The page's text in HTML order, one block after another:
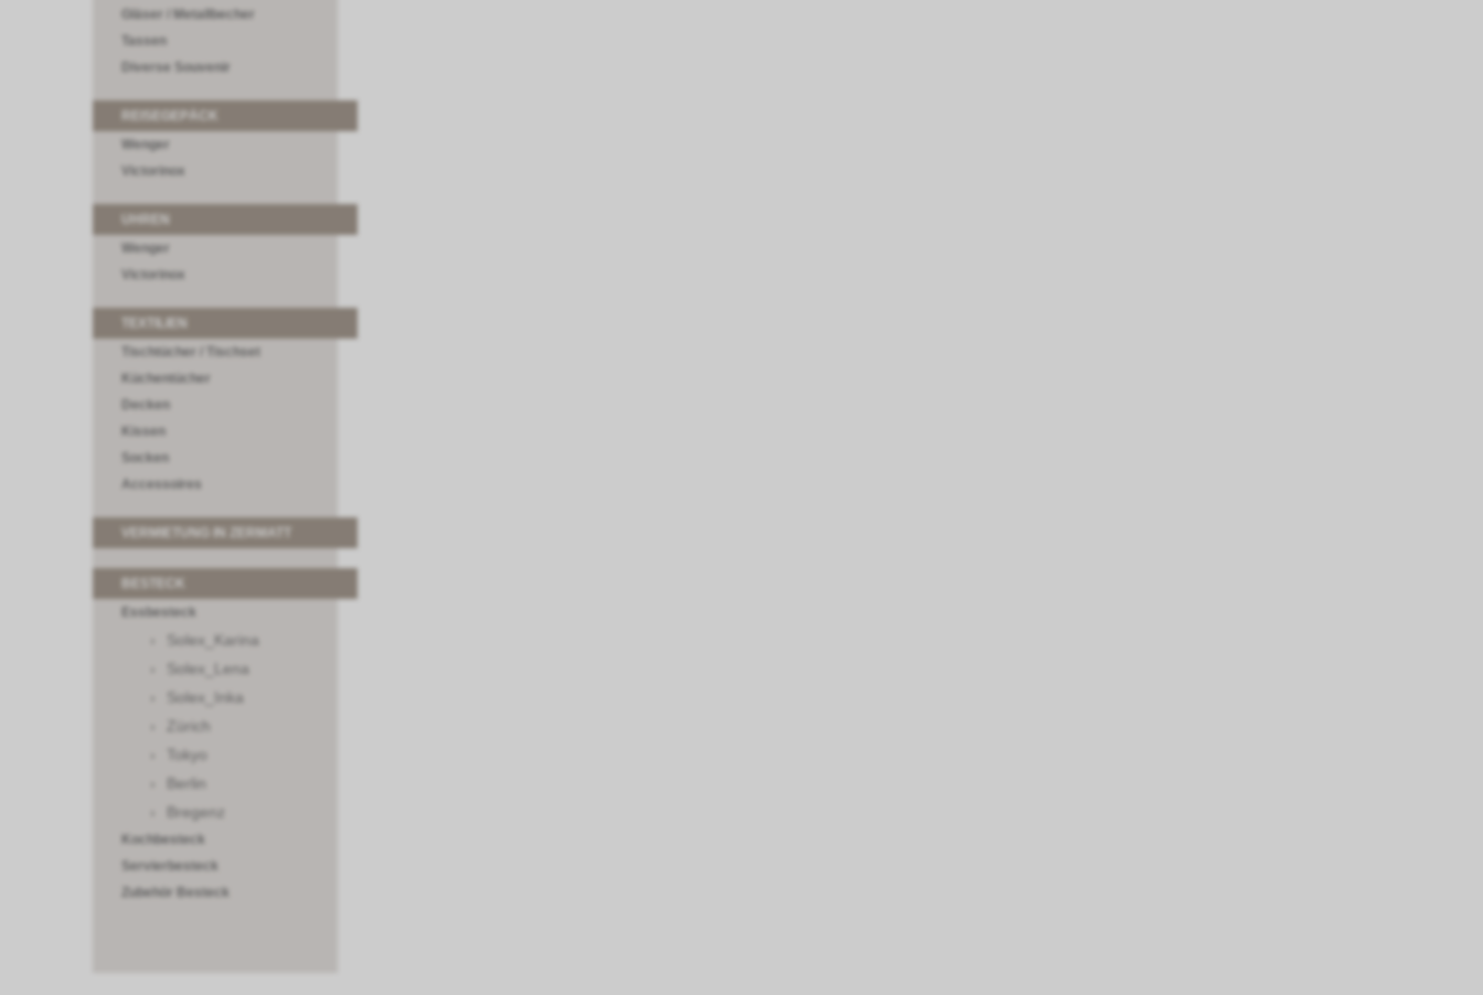
Gläser / Metallbecher
Tassen
Diverse Souvenir
REISEGEPÄCK
Wenger
Victorinox
Wenger
Victorinox
Tischtücher / Tischset
Küchentücher
Decken
Kissen
Socken
Accessoires
VERMIETUNG IN ZERMATT
Essbesteck
Solex_Karina
Solex_Lena
Solex_Inka
Zürich
Tokyo
Berlin
Bregenz
Kochbesteck
Servierbesteck
Zubehör Besteck